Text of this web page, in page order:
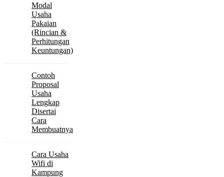
Modal
Usaha
Pakaian
(Rincian &
Perhitungan
Keuntungan)
Contoh
Proposal
Usaha
Lengkap
Disertai
Cara
Membuatnya
Cara Usaha
Wifi di
Kampung